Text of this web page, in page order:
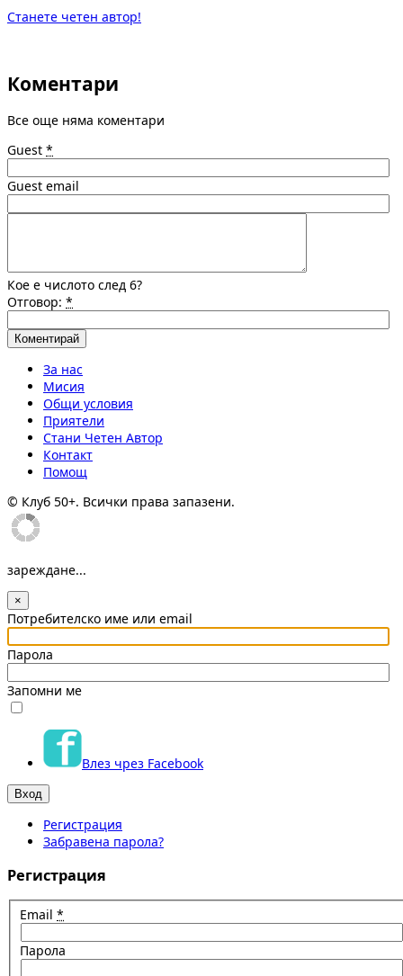
Станете четен автор!
Коментари
Все още няма коментари
Guest *
Guest email
Кое е числото след 6?
Отговор: *
За нас
Мисия
Общи условия
Приятели
Стани Четен Автор
Контакт
Помощ
© Клуб 50+. Всички права запазени.
зареждане...
×
Потребителско име или email
Парола
Запомни ме
Влез чрез Facebook
Регистрация
Забравена парола?
Регистрация
Email*
Парола